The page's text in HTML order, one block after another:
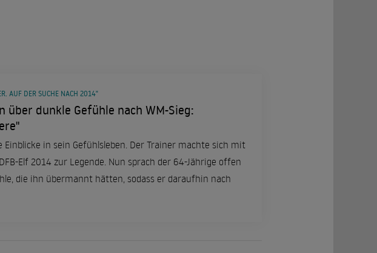
über dunkle Gefühle nach WM-Sieg:
Einblicke in sein Gefühlsleben. Der Trainer machte sich mit
Elf 2014 zur Legende. Nun sprach der 64-Jährige offen
die ihn übermannt hätten, sodass er daraufhin nach
AUF DER SUCHE NACH 2014"